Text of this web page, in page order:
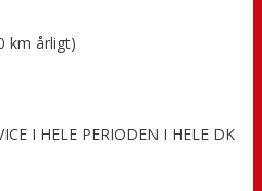
km årligt)
I HELE PERIODEN I HELE DK